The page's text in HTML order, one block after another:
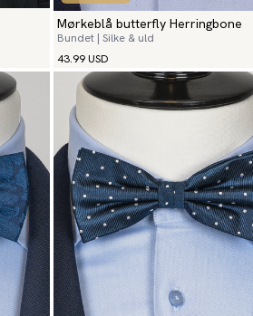
Mørkeblå butterfly Herringbone
Bundet | Silke & uld
43.99 USD